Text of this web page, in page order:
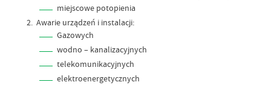
miejscowe potopienia
Awarie urządzeń i instalacji:
Gazowych
wodno – kanalizacyjnych
telekomunikacyjnych
elektroenergetycznych